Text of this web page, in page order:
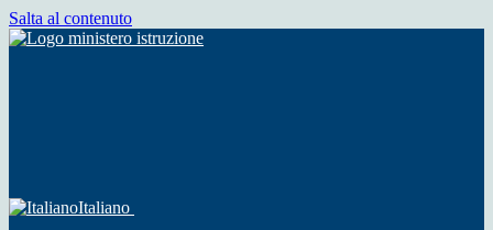
Salta al contenuto
Italiano